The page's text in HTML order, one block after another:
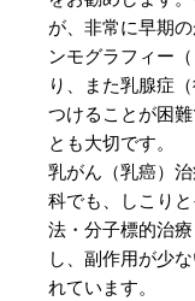
が、非常に早期
ンモグラフィー
り、また乳腺症
つけることが困
とも大切です。
乳がん（乳癌）
科でも、しこり
法・分子標的治
し、副作用が少
れています。